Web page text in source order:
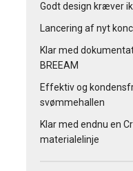
Godt design kræver
Lancering af nyt
Klar med
BREEAM
Effektiv og
svømmehallen
Klar med endnu en
materialelinje